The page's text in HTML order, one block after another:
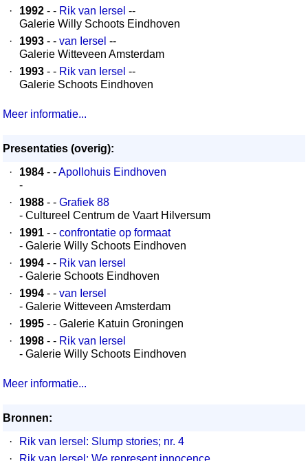
·
1992 - - Rik van Iersel --
Galerie Willy Schoots Eindhoven
·
1993 - - van Iersel --
Galerie Witteveen Amsterdam
·
1993 - - Rik van Iersel --
Galerie Schoots Eindhoven
Meer informatie...
Presentaties (overig):
·
1984 - -Apollohuis Eindhoven
-
·
1988 - - Grafiek 88
- Cultureel Centrum de Vaart Hilversum
·
1991 - - confrontatie op formaat
- Galerie Willy Schoots Eindhoven
·
1994 - - Rik van Iersel
- Galerie Schoots Eindhoven
·
1994 - - van Iersel
- Galerie Witteveen Amsterdam
·
1995 - - Galerie Katuin Groningen
·
1998 - - Rik van Iersel
- Galerie Willy Schoots Eindhoven
Meer informatie...
Bronnen:
·
Rik van Iersel: Slump stories; nr. 4
·
Rik van Iersel: We represent innocence